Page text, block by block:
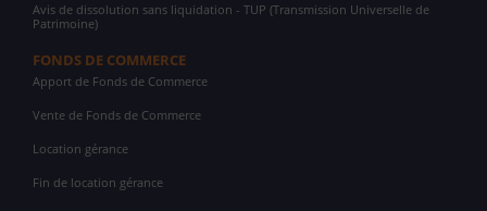
Avis de dissolution sans liquidation - TUP (Transmission Universelle de
Patrimoine)
FONDS DE COMMERCE
Apport de Fonds de Commerce
Vente de Fonds de Commerce
Location gérance
Fin de location gérance